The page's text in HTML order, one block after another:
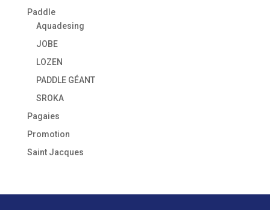
Paddle
Aquadesing
JOBE
LOZEN
PADDLE GÉANT
SROKA
Pagaies
Promotion
Saint Jacques